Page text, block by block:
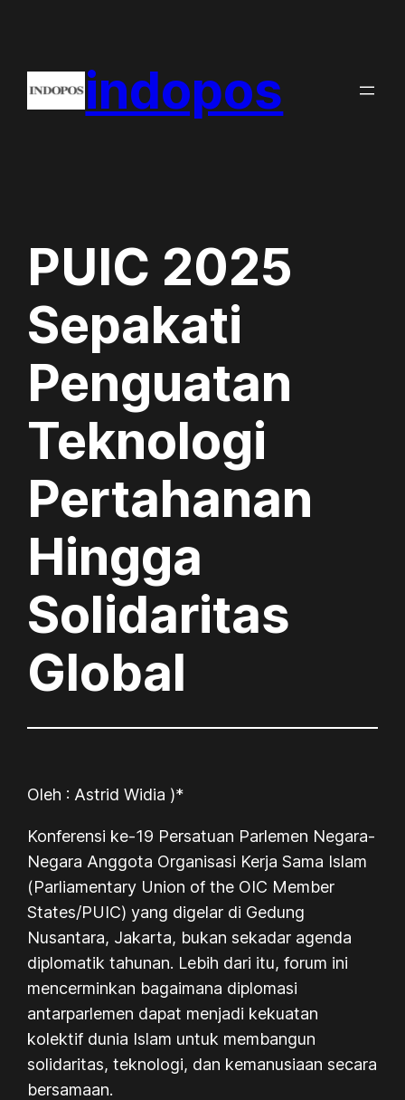
content
indopos
PUIC 2025
Sepakati
Penguatan
Teknologi
Pertahanan
Hingga
Solidaritas
Global
Oleh : Astrid Widia )*
Konferensi ke-19 Persatuan Parlemen Negara-
Negara Anggota Organisasi Kerja Sama Islam
(Parliamentary Union of the OIC Member
States/PUIC) yang digelar di Gedung
Nusantara, Jakarta, bukan sekadar agenda
diplomatik tahunan. Lebih dari itu, forum ini
mencerminkan bagaimana diplomasi
antarparlemen dapat menjadi kekuatan
kolektif dunia Islam untuk membangun
solidaritas, teknologi, dan kemanusiaan secara
bersamaan.